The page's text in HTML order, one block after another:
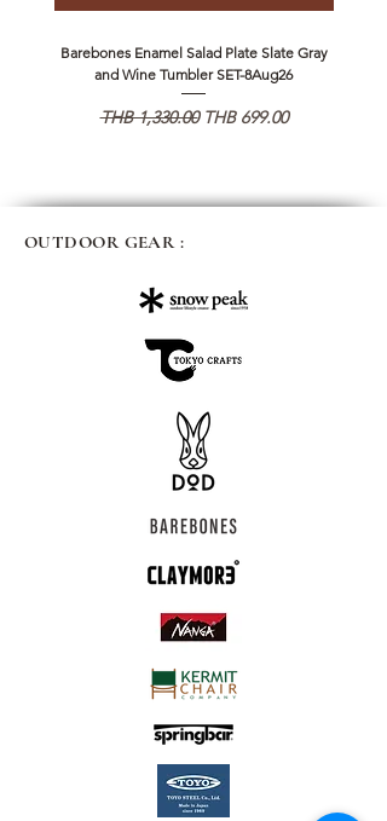
Barebones Enamel Salad Plate Slate Gray
and Wine Tumbler SET-8Aug26
일반가
THB 1,330.00 할인가
THB 699.00
OUTDOOR GEAR :